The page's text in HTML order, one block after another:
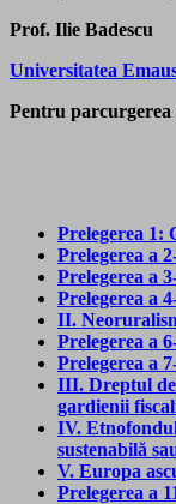
Prof. Ilie Badescu
Universitatea
Pentru parcurgerea
Prelegerea 1:
Prelegerea a
Prelegerea a
Prelegerea a
II.
Prelegerea a
Prelegerea a
III. Dreptul de
gardienii
IV.
sustenabilă
V. Europa
Prelegerea a